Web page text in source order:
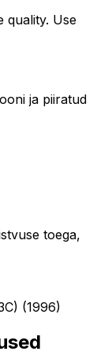
quality. Use
ja piiratud
toega,
(1996)